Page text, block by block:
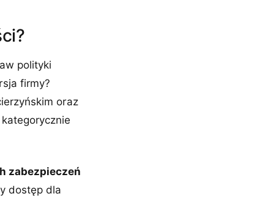
polityki
firmy?
oraz
zabezpieczeń
dostęp dla